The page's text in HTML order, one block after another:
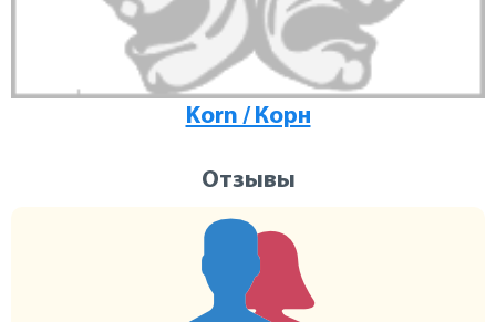
Korn / Корн
Отзывы